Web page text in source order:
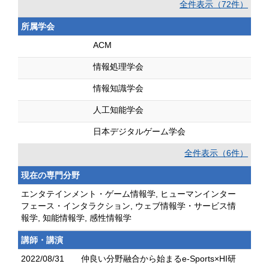
全件表示（72件）
所属学会
ACM
情報処理学会
情報知識学会
人工知能学会
日本デジタルゲーム学会
全件表示（6件）
現在の専門分野
エンタテインメント・ゲーム情報学, ヒューマンインター
フェース・インタラクション, ウェブ情報学・サービス情
報学, 知能情報学, 感性情報学
講師・講演
2022/08/31
仲良い分野融合から始まるe-Sports×HI研